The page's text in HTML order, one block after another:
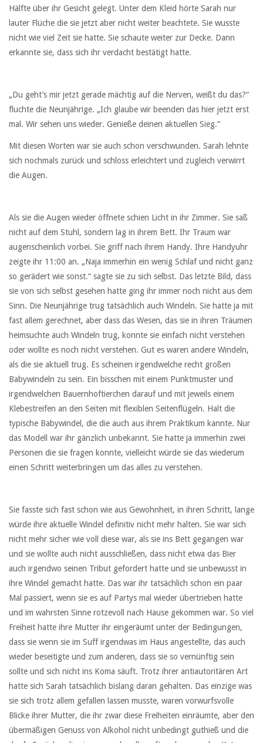
Hälfte über ihr Gesicht gelegt. Unter dem Kleid hörte Sarah nur
lauter Flüche die sie jetzt aber nicht weiter beachtete. Sie wusste
nicht wie viel Zeit sie hatte. Sie schaute weiter zur Decke. Dann
erkannte sie, dass sich ihr verdacht bestätigt hatte.
„Du geht’s mir jetzt gerade mächtig auf die Nerven, weißt du das?“
fluchte die Neunjährige. „Ich glaube wir beenden das hier jetzt erst
mal. Wir sehen uns wieder. Genieße deinen aktuellen Sieg.“
Mit diesen Worten war sie auch schon verschwunden. Sarah lehnte
sich nochmals zurück und schloss erleichtert und zugleich verwirrt
die Augen.
Als sie die Augen wieder öffnete schien Licht in ihr Zimmer. Sie saß
nicht auf dem Stuhl, sondern lag in ihrem Bett. Ihr Traum war
augenscheinlich vorbei. Sie griff nach ihrem Handy. Ihre Handyuhr
zeigte ihr 11:00 an. „Naja immerhin ein wenig Schlaf und nicht ganz
so gerädert wie sonst.“ sagte sie zu sich selbst. Das letzte Bild, dass
sie von sich selbst gesehen hatte ging ihr immer noch nicht aus dem
Sinn. Die Neunjährige trug tatsächlich auch Windeln. Sie hatte ja mit
fast allem gerechnet, aber dass das Wesen, das sie in ihren Träumen
heimsuchte auch Windeln trug, konnte sie einfach nicht verstehen
oder wollte es noch nicht verstehen. Gut es waren andere Windeln,
als die sie aktuell trug. Es scheinen irgendwelche recht großen
Babywindeln zu sein. Ein bisschen mit einem Punktmuster und
irgendwelchen Bauernhoftierchen darauf und mit jeweils einem
Klebestreifen an den Seiten mit flexiblen Seitenflügeln. Halt die
typische Babywindel, die die auch aus ihrem Praktikum kannte. Nur
das Modell war ihr gänzlich unbekannt. Sie hatte ja immerhin zwei
Personen die sie fragen konnte, vielleicht würde sie das wiederum
einen Schritt weiterbringen um das alles zu verstehen.
Sie fasste sich fast schon wie aus Gewohnheit, in ihren Schritt, lange
würde ihre aktuelle Windel definitiv nicht mehr halten. Sie war sich
nicht mehr sicher wie voll diese war, als sie ins Bett gegangen war
und sie wollte auch nicht ausschließen, dass nicht etwa das Bier
auch irgendwo seinen Tribut gefordert hatte und sie unbewusst in
ihre Windel gemacht hatte. Das war ihr tatsächlich schon ein paar
Mal passiert, wenn sie es auf Partys mal wieder übertrieben hatte
und im wahrsten Sinne rotzevoll nach Hause gekommen war. So viel
Freiheit hatte ihre Mutter ihr eingeräumt unter der Bedingungen,
dass sie wenn sie im Suff irgendwas im Haus angestellte, das auch
wieder beseitigte und zum anderen, dass sie so vernünftig sein
sollte und sich nicht ins Koma säuft. Trotz ihrer antiautoritären Art
hatte sich Sarah tatsächlich bislang daran gehalten. Das einzige was
sie sich trotz allem gefallen lassen musste, waren vorwurfsvolle
Blicke ihrer Mutter, die ihr zwar diese Freiheiten einräumte, aber den
übermäßigen Genuss von Alkohol nicht unbedingt guthieß und die